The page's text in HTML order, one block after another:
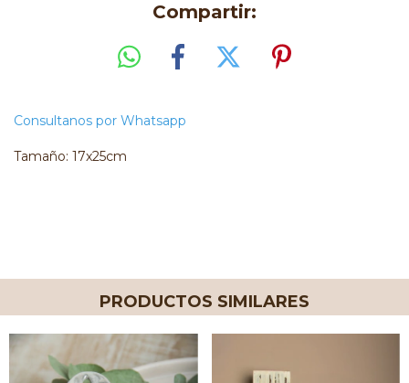
Compartir:
Consultanos por Whatsapp
Tamaño: 17x25cm
PRODUCTOS SIMILARES